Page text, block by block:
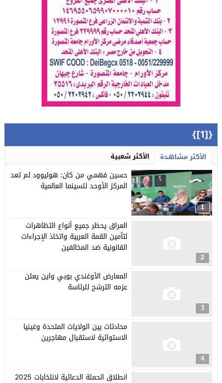
{[1]}
الأكثر مشاهدة الأكثر شعبية
1
حسين فهمي من كان: هوليوود لم تعد
المركز الأوحد للسينما العالمية
2
العراق يحظر جميع أنواع التظاهرات
لتأمين القمة العربية واتخاذ الإجراءات
القانونية ضد المخالفين
3
المعارض الأوغندي بوبي واين يعلن
عزمه الترشح للرئاسة
4
محادثات بين الولايات المتحدة وغينيا
الاستوائية لاستقبال مهاجرين
انطلاق الحملة الدعائية لانتخابات 2025